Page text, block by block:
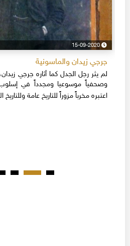
15-09-2020
جرجي زيدان والماسونية
لم يثر رجل الجدل كما أثاره جرجي زيدان،
وصحفياً موسوعيا ومجدداً في إسلوب
اعتبره مخرباً مزوراً للتاريخ عامة